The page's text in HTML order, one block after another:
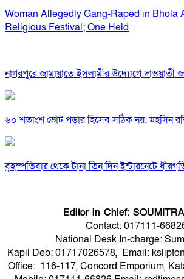
Woman Allegedly Gang-Raped in Bhola
Religious Festival; One Held
নাগরপুরে জামায়াতে ইসলামীর উদ্যোগে দাওয়াতী
৬০ শতাংশ ভোট পড়ার হিসেব সঠিক নয়: মহসিন
বৃহস্পতিবার থেকে টানা তিন দিন ইন্টারনেটে
Editor in Chief:
Contact: 017111-
National Desk In-charge:
Kapil Deb: 01717026578, Email:
Office: 116-117, Concord Emporium,